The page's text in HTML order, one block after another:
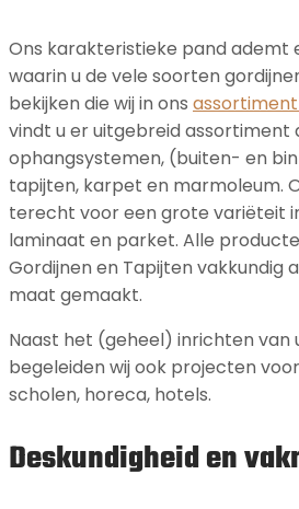
Ons karakteristieke pand ademt
waarin u de vele soorten
bekijken die wij in ons assortiment
vindt u er uitgebreid assortiment
ophangsystemen, (buiten- en
tapijten, karpet en marmoleum.
terecht voor een grote variëteit
laminaat en parket. Alle
Gordijnen en Tapijten vakkundig
maat gemaakt.
Naast het (geheel) inrichten van
begeleiden wij ook projecten
scholen, horeca, hotels.
Deskundigheid en